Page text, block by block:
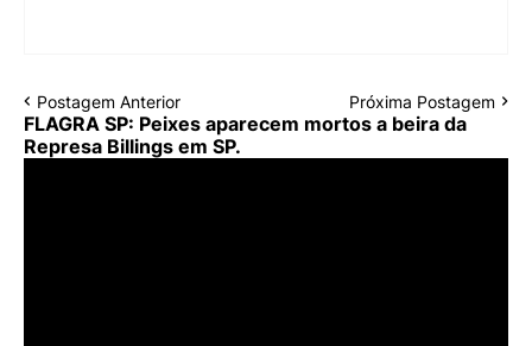
Postagem Anterior Próxima Postagem
FLAGRA SP: Peixes aparecem mortos a beira da
Represa Billings em SP.